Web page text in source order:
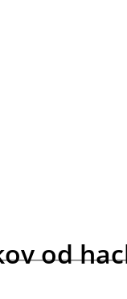
od